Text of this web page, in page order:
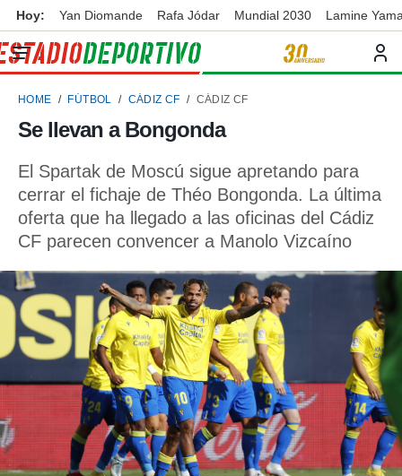
de
por
para
se
calidad.
a este
las
y
forma
digital
basada
permite
seguir
contenido
ACEPTAR
Y
CONTINUAR
Hoy: Yan Diomande Rafa Jódar Mundial 2030 Lamine
HOME FÚTBOL CÁDIZ CF CÁDIZ CF
Se llevan a Bongonda
El Spartak de Moscú sigue apretando para
cerrar el fichaje de Théo Bongonda. La última
oferta que ha llegado a las oficinas del Cádiz
CF parecen convencer a Manolo Vizcaíno